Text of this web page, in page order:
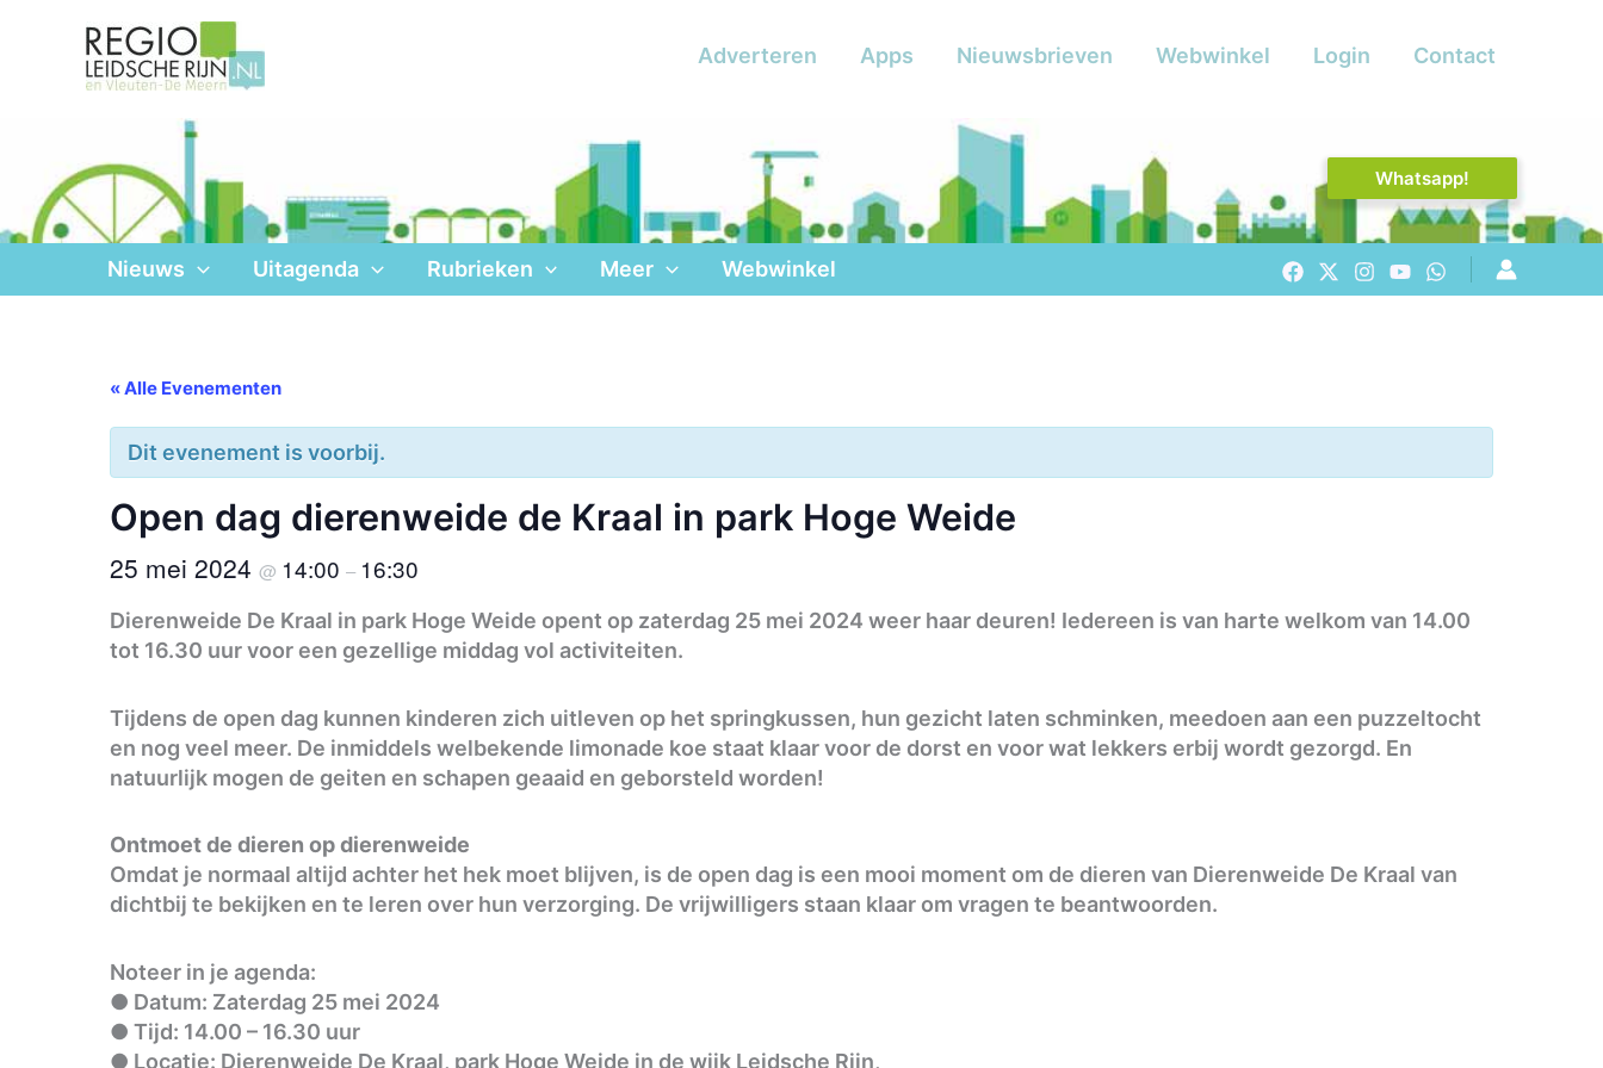
Adverteren Apps Nieuwsbrieven Webwinkel Login Contact
Whatsapp!
Nieuws Uitagenda Rubrieken Meer Webwinkel
« Alle Evenementen
Dit evenement is voorbij.
Open dag dierenweide de Kraal in park Hoge Weide
25 mei 2024 @ 14:00 – 16:30
Dierenweide De Kraal in park Hoge Weide opent op zaterdag 25 mei 2024 weer haar deuren! Iedereen is van harte welkom van 14.00
tot 16.30 uur voor een gezellige middag vol activiteiten.
Tijdens de open dag kunnen kinderen zich uitleven op het springkussen, hun gezicht laten schminken, meedoen aan een puzzeltocht
en nog veel meer. De inmiddels welbekende limonade koe staat klaar voor de dorst en voor wat lekkers erbij wordt gezorgd. En
natuurlijk mogen de geiten en schapen geaaid en geborsteld worden!
Ontmoet de dieren op dierenweide
Omdat je normaal altijd achter het hek moet blijven, is de open dag is een mooi moment om de dieren van Dierenweide De Kraal van
dichtbij te bekijken en te leren over hun verzorging. De vrijwilligers staan klaar om vragen te beantwoorden.
Noteer in je agenda:
● Datum: Zaterdag 25 mei 2024
● Tijd: 14.00 – 16.30 uur
● Locatie: Dierenweide De Kraal, park Hoge Weide in de wijk Leidsche Rijn,